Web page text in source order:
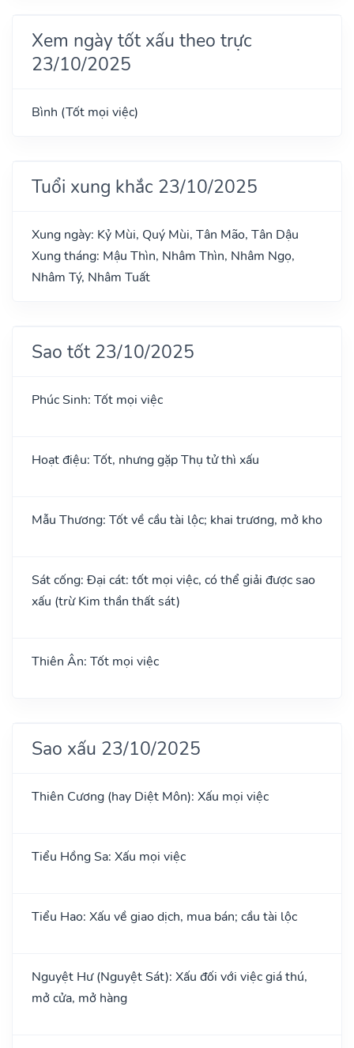
Xem ngày tốt xấu theo trực
23/10/2025
Bình (Tốt mọi việc)
Tuổi xung khắc 23/10/2025
Xung ngày: Kỷ Mùi, Quý Mùi, Tân Mão, Tân Dậu
Xung tháng: Mậu Thìn, Nhâm Thìn, Nhâm Ngọ,
Nhâm Tý, Nhâm Tuất
Sao tốt 23/10/2025
Phúc Sinh: Tốt mọi việc
Hoạt điệu: Tốt, nhưng gặp Thụ tử thì xấu
Mẫu Thương: Tốt về cầu tài lộc; khai trương, mở kho
Sát cống: Đại cát: tốt mọi việc, có thể giải được sao
xấu (trừ Kim thần thất sát)
Thiên Ân: Tốt mọi việc
Sao xấu 23/10/2025
Thiên Cương (hay Diệt Môn): Xấu mọi việc
Tiểu Hồng Sa: Xấu mọi việc
Tiểu Hao: Xấu về giao dịch, mua bán; cầu tài lộc
Nguyệt Hư (Nguyệt Sát): Xấu đối với việc giá thú,
mở cửa, mở hàng